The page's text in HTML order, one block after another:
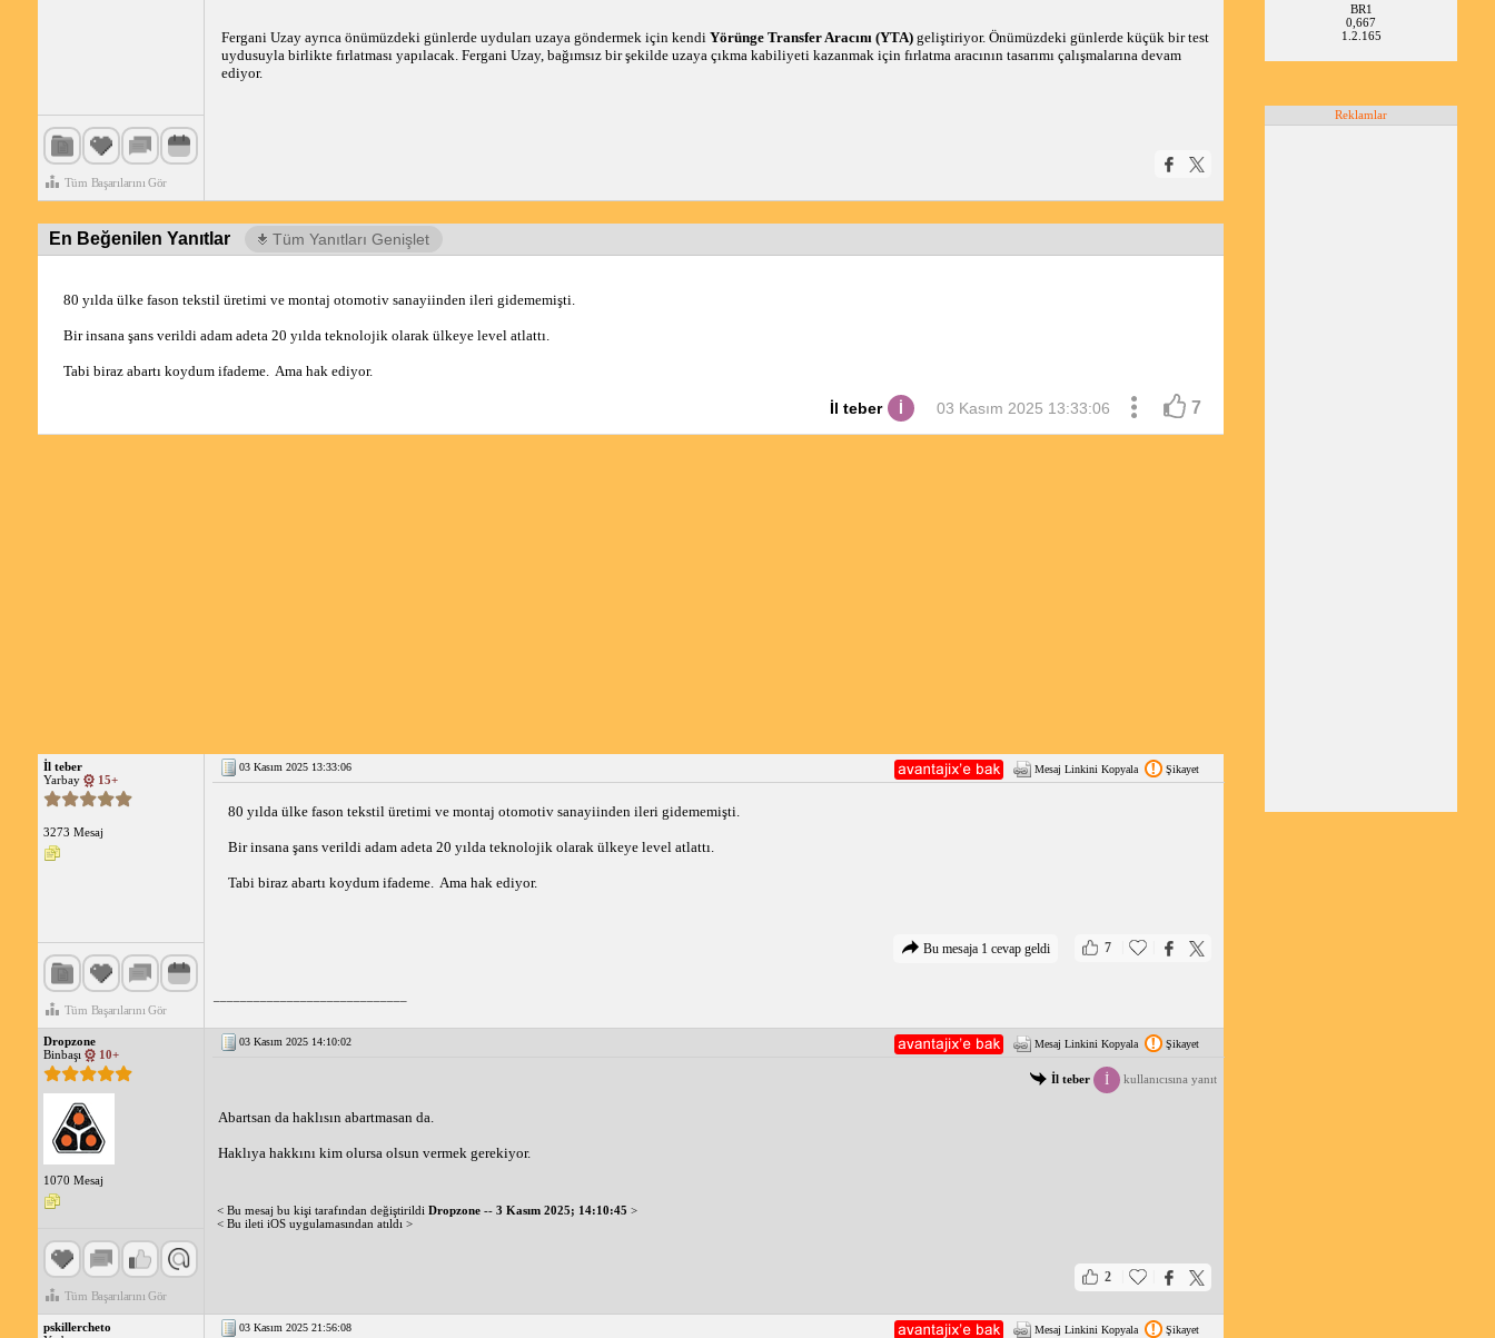
Tüm Başarılarını Gör
Fergani Uzay ayrıca önümüzdeki günlerde uyduları uzaya göndermek için kendi Yörünge Transfer Aracını (YTA)geliştiriyor. Önümüzdeki günlerde küçük bir test
uydusuyla birlikte fırlatması yapılacak. Fergani Uzay, bağımsız bir şekilde uzaya çıkma kabiliyeti kazanmak için fırlatma aracının tasarımı çalışmalarına devam
ediyor.
En Beğenilen Yanıtlar Tüm Yanıtları Genişlet
80 yılda ülke fason tekstil üretimi ve montaj otomotiv sanayiinden ileri gidememişti.
Bir insana şans verildi adam adeta 20 yılda teknolojik olarak ülkeye level atlattı.
Tabi biraz abartı koydum ifademe.  Ama hak ediyor.
İl teber İ 03 Kasım 2025 13:33:06 7
İl teber
Yarbay
15+
3273 Mesaj
Tüm Başarılarını Gör
03 Kasım 2025 13:33:06 Mesaj Linkini Kopyala Şikayet
80 yılda ülke fason tekstil üretimi ve montaj otomotiv sanayiinden ileri gidememişti.
Bir insana şans verildi adam adeta 20 yılda teknolojik olarak ülkeye level atlattı.
Tabi biraz abartı koydum ifademe.  Ama hak ediyor.
7
Bu mesaja 1 cevap geldi
Dropzone
Binbaşı
10+
1070 Mesaj
Tüm Başarılarını Gör
03 Kasım 2025 14:10:02 Mesaj Linkini Kopyala Şikayet
İl teber İ kullanıcısına yanıt
Abartsan da haklısın abartmasan da.
Haklıya hakkını kim olursa olsun vermek gerekiyor.
< Bu mesaj bu kişi tarafından değiştirildi Dropzone-- 3 Kasım 2025; 14:10:45 >
< Bu ileti iOS uygulamasından atıldı >
2
pskillercheto
03 Kasım 2025 21:56:08 Mesaj Linkini Kopyala Şikayet
BR1
0,667
1.2.165
Reklamlar